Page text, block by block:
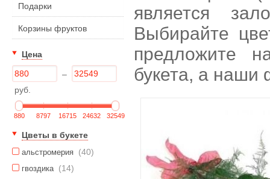
Подарки
Корзины фруктов
Цена
–
руб.
880 8797 16715 24632 32549
Цветы в букете
альстромерия (40)
гвоздика (14)
является
Выбирайте
предложите
букета, а наши